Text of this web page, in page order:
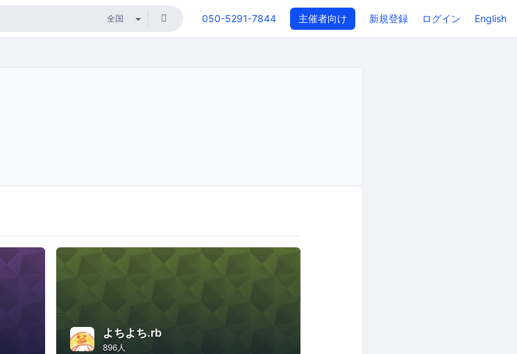
050-5291-7844 主催者向け 新規登録 ログイン English
よちよち.rb
896人